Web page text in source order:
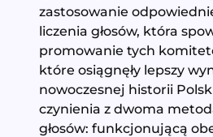
zastosowanie
liczenia głosów, która
promowanie tych
które osiągnęły lepszy
nowoczesnej historii
czynienia z dwoma
głosów: funkcjonującą